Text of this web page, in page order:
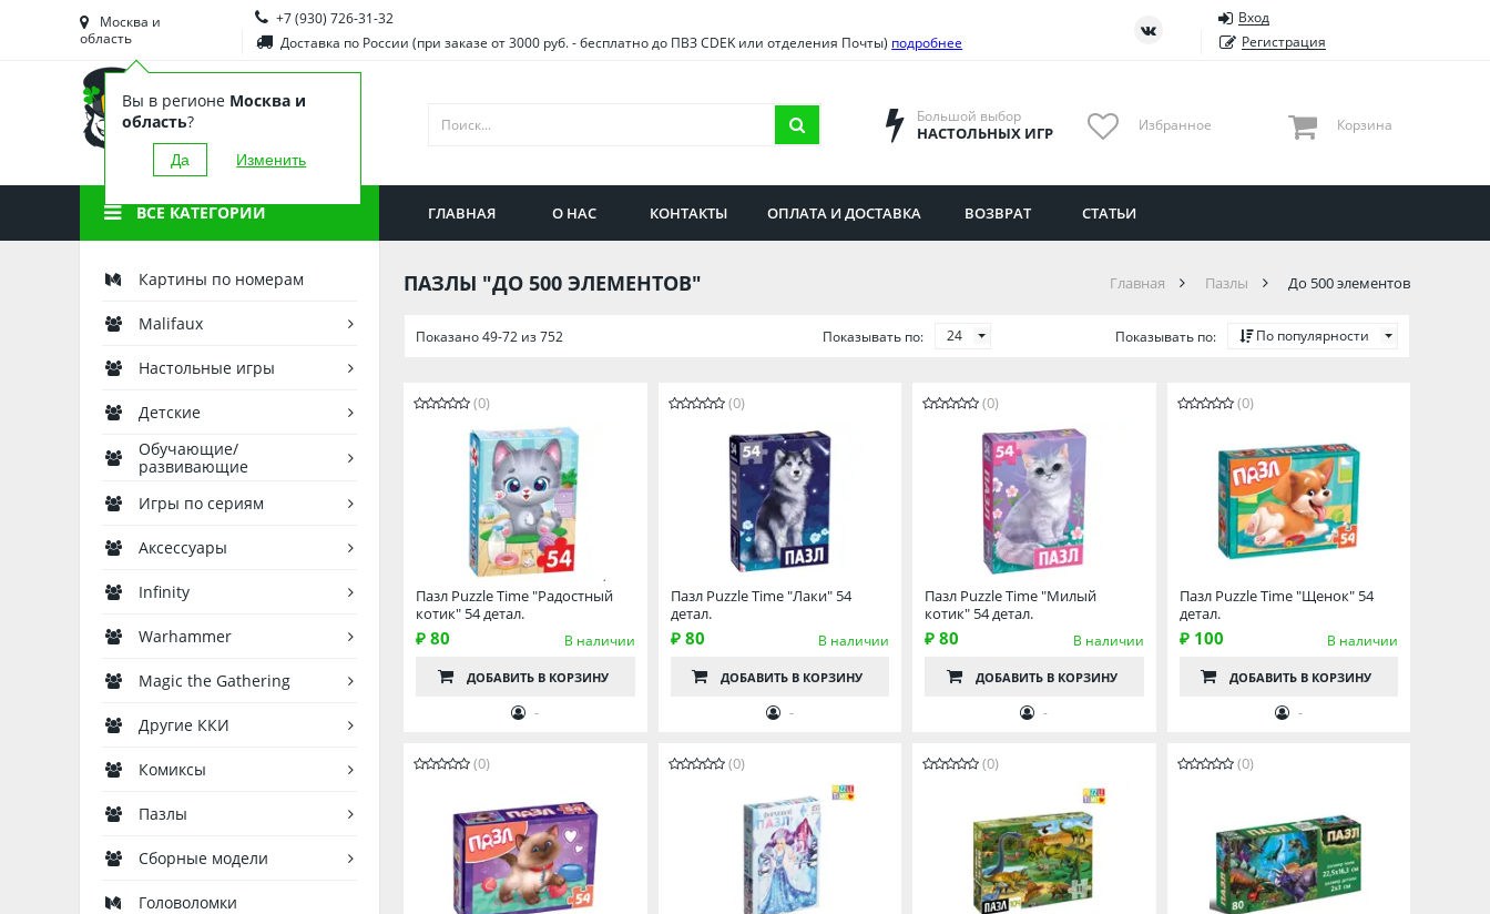
Башкортостан
Брянская область
Вологодская область
Воронежская область
Иркутская область
Саратовская область
Тюменская область
Ульяновская область
Москва и
область
Вы в регионе Москва и
область?
Да Изменить
+7 (930) 726-31-32
Доставка по России (при заказе от 3000 руб. - бесплатно до ПВЗ CDEK или отделения Почты) подробнее
Вход
Регистрация
Большой выбор
НАСТОЛЬНЫХ ИГР Избранное Корзина
ВСЕ КАТЕГОРИИ ГЛАВНАЯ О НАС КОНТАКТЫ ОПЛАТА И ДОСТАВКА ВОЗВРАТ СТАТЬИ
ПАЗЛЫ "ДО 500 ЭЛЕМЕНТОВ" Главная Пазлы До 500 элементов
Показано 49-72 из 752 Показывать по: 24 Показывать по: По популярности
(0)
Пазл Puzzle Time "Радостный
котик" 54 детал.
₽ 80 В наличии
ДОБАВИТЬ В КОРЗИНУ
-
(0)
Пазл Puzzle Time "Лаки" 54
детал.
₽ 80 В наличии
ДОБАВИТЬ В КОРЗИНУ
-
(0)
Пазл Puzzle Time "Милый
котик" 54 детал.
₽ 80 В наличии
ДОБАВИТЬ В КОРЗИНУ
-
(0)
Пазл Puzzle Time "Щенок" 54
детал.
₽ 100 В наличии
ДОБАВИТЬ В КОРЗИНУ
-
(0) (0) (0) (0)
Картины по номерам
Malifaux
Настольные игры
Детские
Обучающие/
развивающие
Игры по сериям
Аксессуары
Infinity
Warhammer
Magic the Gathering
Другие ККИ
Комиксы
Пазлы
Сборные модели
Головоломки